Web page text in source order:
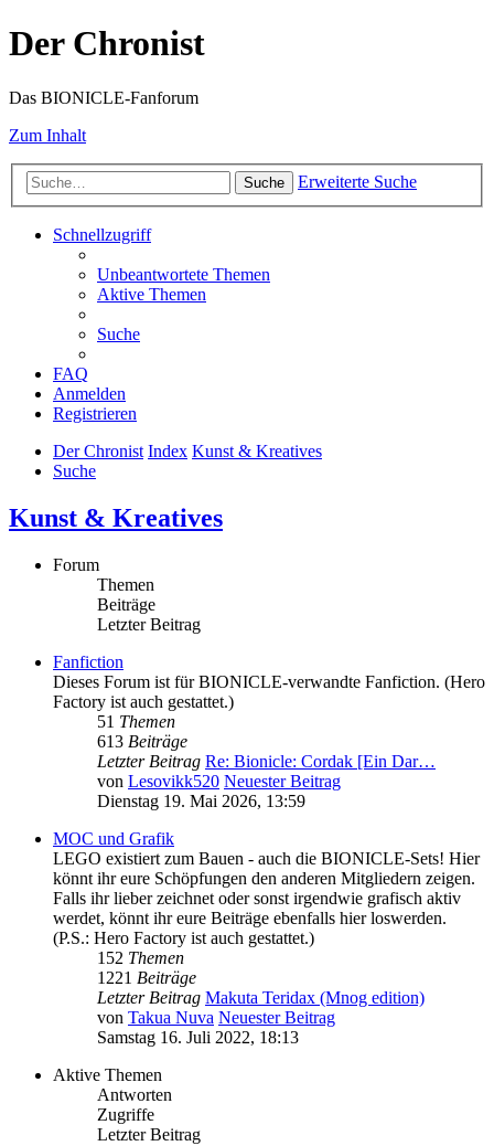
Der Chronist
Das BIONICLE-Fanforum
Zum Inhalt
Suche Erweiterte Suche
Schnellzugriff
Unbeantwortete Themen
Aktive Themen
Suche
FAQ
Anmelden
Registrieren
Der Chronist Index Kunst & Kreatives
Suche
Kunst & Kreatives
Forum
Themen
Beiträge
Letzter Beitrag
Fanfiction
Dieses Forum ist für BIONICLE-verwandte Fanfiction. (Hero
Factory ist auch gestattet.)
51 Themen
613 Beiträge
Letzter Beitrag Re: Bionicle: Cordak [Ein Dar…
von Lesovikk520 Neuester Beitrag
Dienstag 19. Mai 2026, 13:59
MOC und Grafik
LEGO existiert zum Bauen - auch die BIONICLE-Sets! Hier
könnt ihr eure Schöpfungen den anderen Mitgliedern zeigen.
Falls ihr lieber zeichnet oder sonst irgendwie grafisch aktiv
werdet, könnt ihr eure Beiträge ebenfalls hier loswerden.
(P.S.: Hero Factory ist auch gestattet.)
152 Themen
1221 Beiträge
Letzter Beitrag Makuta Teridax (Mnog edition)
von Takua Nuva Neuester Beitrag
Samstag 16. Juli 2022, 18:13
Aktive Themen
Antworten
Zugriffe
Letzter Beitrag